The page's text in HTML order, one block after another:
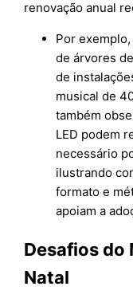
renovação anual
Por exemplo,
de árvores
de
musical de
também
LED podem
necessário
ilustrando
formato e
apoiam a
Desafios do
Natal